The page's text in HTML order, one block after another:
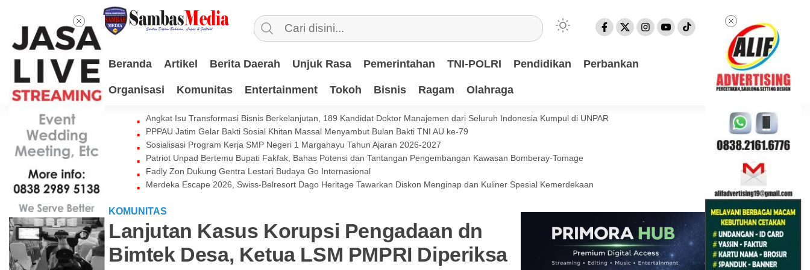
Beranda Artikel Berita Daerah Unjuk Rasa Pemerintahan TNI-POLRI Pendidikan Perbankan
Organisasi Komunitas Entertainment Tokoh Bisnis Ragam Olahraga
Angkat Isu Transformasi Bisnis Berkelanjutan, 189 Kandidat Doktor Manajemen dari Seluruh Indonesia Kumpul di UNPAR
PPPAU Jatim Gelar Bakti Sosial Khitan Massal Menyambut Bulan Bakti TNI AU ke-79
Sosialisasi Program Kerja SMP Negeri 1 Margahayu Tahun Ajaran 2026-2027
Patriot Unpad Bertemu Bupati Fakfak, Bahas Potensi dan Tantangan Pengembangan Kawasan Bomberay-Tomage
Fadly Zon Dukung Gentra Lestari Budaya Go Internasional
Merdeka Escape 2026, Swiss-Belresort Dago Heritage Tawarkan Diskon Menginap dan Kuliner Spesial Kemerdekaan
KOMUNITAS
Lanjutan Kasus Korupsi Pengadaan dn
Bimtek Desa, Ketua LSM PMPRI Diperiksa